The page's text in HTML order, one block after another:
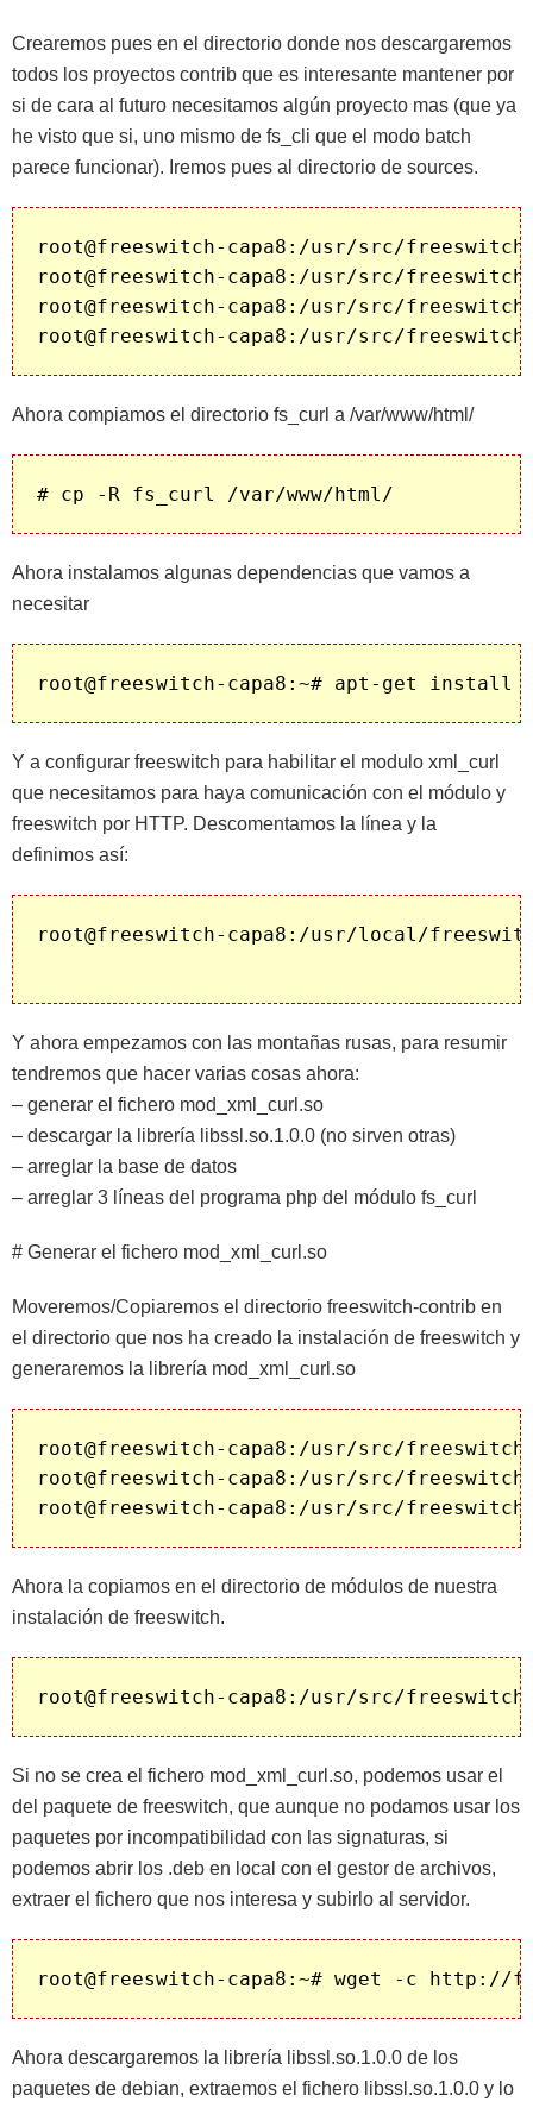
Crearemos pues en el directorio donde nos descargaremos
todos los proyectos contrib que es interesante mantener por
si de cara al futuro necesitamos algún proyecto mas (que ya
he visto que si, uno mismo de fs_cli que el modo batch
parece funcionar). Iremos pues al directorio de sources.
root@freeswitch-capa8:/usr/src/
root@freeswitch-capa8:/usr/src/
root@freeswitch-capa8:/usr/src/
Ahora compiamos el directorio fs_curl a /var/www/html/
Ahora instalamos algunas dependencias que vamos a
necesitar
Y a configurar freeswitch para habilitar el modulo xml_curl
que necesitamos para haya comunicación con el módulo y
freeswitch por HTTP. Descomentamos la línea y la
definimos así:
Y ahora empezamos con las montañas rusas, para resumir
tendremos que hacer varias cosas ahora:
– generar el fichero mod_xml_curl.so
– descargar la librería libssl.so.1.0.0 (no sirven otras)
– arreglar la base de datos
– arreglar 3 líneas del programa php del módulo fs_curl
# Generar el fichero mod_xml_curl.so
Moveremos/Copiaremos el directorio freeswitch-contrib en
el directorio que nos ha creado la instalación de freeswitch y
generaremos la librería mod_xml_curl.so
root@freeswitch-capa8:/usr/src/
root@freeswitch-capa8:/usr/src/
Ahora la copiamos en el directorio de módulos de nuestra
instalación de freeswitch.
Si no se crea el fichero mod_xml_curl.so, podemos usar el
del paquete de freeswitch, que aunque no podamos usar los
paquetes por incompatibilidad con las signaturas, si
podemos abrir los .deb en local con el gestor de archivos,
extraer el fichero que nos interesa y subirlo al servidor.
Ahora descargaremos la librería libssl.so.1.0.0 de los
paquetes de debian, extraemos el fichero libssl.so.1.0.0 y lo